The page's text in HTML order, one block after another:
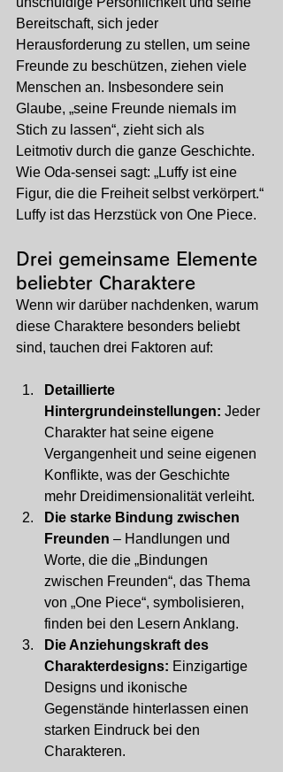
Bereitschaft, sich jeder
Herausforderung zu stellen, um seine
Freunde zu beschützen, ziehen viele
Menschen an. Insbesondere sein
Glaube, „seine Freunde niemals im
Stich zu lassen“, zieht sich als
Leitmotiv durch die ganze Geschichte.
Wie Oda-sensei sagt: „Luffy ist eine
Figur, die die Freiheit selbst verkörpert.“
Luffy ist das Herzstück von One Piece.
Drei gemeinsame Elemente
beliebter Charaktere
Wenn wir darüber nachdenken, warum
diese Charaktere besonders beliebt
sind, tauchen drei Faktoren auf:
Detaillierte
Hintergrundeinstellungen: Jeder
Charakter hat seine eigene
Vergangenheit und seine eigenen
Konflikte, was der Geschichte
mehr Dreidimensionalität verleiht.
Die starke Bindung zwischen
Freunden – Handlungen und
Worte, die die „Bindungen
zwischen Freunden“, das Thema
von „One Piece“, symbolisieren,
finden bei den Lesern Anklang.
Die Anziehungskraft des
Charakterdesigns: Einzigartige
Designs und ikonische
Gegenstände hinterlassen einen
starken Eindruck bei den
Charakteren.